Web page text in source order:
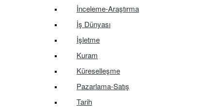
İnceleme-Araştırma
İş Dünyası
İşletme
Kuram
Küreselleşme
Pazarlama-Satış
Tarih